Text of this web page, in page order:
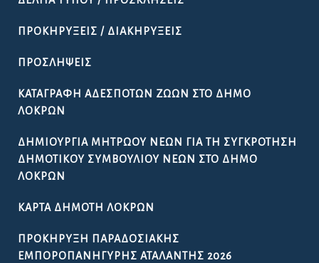
ΠΡΟΚΗΡΎΞΕΙΣ / ΔΙΑΚΗΡΎΞΕΙΣ
ΠΡΟΣΛΉΨΕΙΣ
ΚΑΤΑΓΡΑΦΉ ΑΔΈΣΠΟΤΩΝ ΖΏΩΝ ΣΤΟ ΔΉΜΟ
ΛΟΚΡΏΝ
ΔΗΜΙΟΥΡΓΊΑ ΜΗΤΡΏΟΥ ΝΈΩΝ ΓΙΑ ΤΗ ΣΥΓΚΡΌΤΗΣΗ
ΔΗΜΟΤΙΚΟΎ ΣΥΜΒΟΥΛΊΟΥ ΝΈΩΝ ΣΤΟ ΔΉΜΟ
ΛΟΚΡΏΝ
ΚΆΡΤΑ ΔΗΜΌΤΗ ΛΟΚΡΏΝ
ΠΡΟΚΉΡΥΞΗ ΠΑΡΑΔΟΣΙΑΚΉΣ
ΕΜΠΟΡΟΠΑΝΉΓΥΡΗΣ ΑΤΑΛΆΝΤΗΣ 2026